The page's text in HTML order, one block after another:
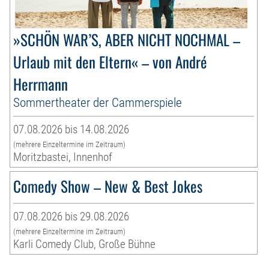
»SCHÖN WAR’S, ABER NICHT NOCHMAL –
Urlaub mit den Eltern« – von André
Herrmann
Sommertheater der Cammerspiele
07.08.2026 bis 14.08.2026
(mehrere Einzeltermine im Zeitraum)
Moritzbastei, Innenhof
Comedy Show – New & Best Jokes
07.08.2026 bis 29.08.2026
(mehrere Einzeltermine im Zeitraum)
Karli Comedy Club, Große Bühne